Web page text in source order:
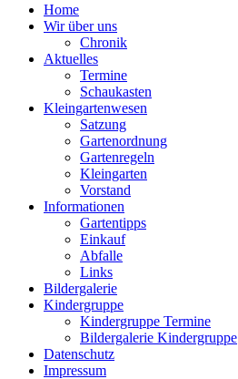
Home
Wir über uns
Chronik
Aktuelles
Termine
Schaukasten
Kleingartenwesen
Satzung
Gartenordnung
Gartenregeln
Kleingarten
Vorstand
Informationen
Gartentipps
Einkauf
Abfalle
Links
Bildergalerie
Kindergruppe
Kindergruppe Termine
Bildergalerie Kindergruppe
Datenschutz
Impressum